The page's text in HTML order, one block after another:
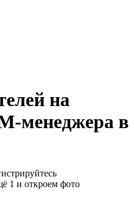
на
менеджера в
1 и откроем фото